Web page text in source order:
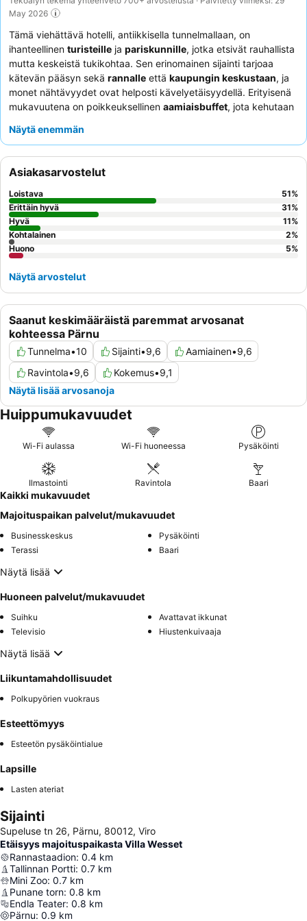
May 2026
Tämä viehättävä hotelli, antiikkisella tunnelmallaan, on
ihanteellinen turisteille ja pariskunnille, jotka etsivät rauhallista
mutta keskeistä tukikohtaa. Sen erinomainen sijainti tarjoaa
kätevän pääsyn sekä rannalle että kaupungin keskustaan, ja
monet nähtävyydet ovat helposti kävelyetäisyydellä. Erityisenä
mukavuutena on poikkeuksellinen aamiaisbuffet, jota kehutaan
jatkuvastihotellin henkilökuntaa
Hiljaisempaa kokemusta kaipaavien asiakkaiden kannattaa
harkita puutarhaan päin olevan huoneen pyytämistä.
Näytä enemmän
Saanut keskimääräistä paremmat arvosanat
kohteessa Pärnu
Tunnelma•10 Sijainti•9,6 Aamiainen•9,6
Ravintola•9,6 Kokemus•9,1
Näytä lisää arvosanoja
Asiakasarvostelut
Loistava 51%
Erittäin hyvä
31%
Hyvä
11%
Kohtalainen
2%
Huono
5%
Näytä arvostelut
Huippumukavuudet
Wi-Fi aulassa Wi-Fi huoneessa Pysäköinti
Ilmastointi Ravintola Baari
Kaikki mukavuudet
Majoituspaikan palvelut/mukavuudet
Businesskeskus
Pysäköinti
Terassi
Baari
Näytä lisää
Huoneen palvelut/mukavuudet
Suihku
Avattavat ikkunat
Televisio
Hiustenkuivaaja
Näytä lisää
Liikuntamahdollisuudet
Polkupyörien vuokraus
Esteettömyys
Esteetön pysäköintialue
Lapsille
Lasten ateriat
Sijainti
Supeluse tn 26, Pärnu, 80012, Viro
Etäisyys majoituspaikasta Villa Wesset
Rannastaadion: 0.4 km
Tallinnan Portti: 0.7 km
Mini Zoo: 0.7 km
Punane torn: 0.8 km
Endla Teater: 0.8 km
Pärnu: 0.9 km